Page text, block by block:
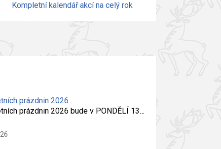
Kompletní kalendář akcí na celý rok
prázdnin 2026
prázdnin 2026 bude v PONDĚLÍ 13…